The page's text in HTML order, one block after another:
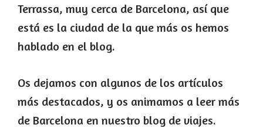
Terrassa, muy cerca de Barcelona, así que
está es la ciudad de la que más os hemos
hablado en el blog.
Os dejamos con algunos de los artículos
más destacados, y os animamos a leer más
de Barcelona en nuestro blog de viajes.